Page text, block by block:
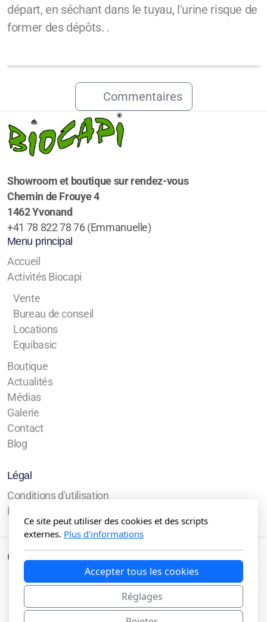
départ, en séchant dans le tuyau, l'urine risque de
former des dépôts. .
Commentaires
Showroom et boutique sur rendez-vous
Chemin de Frouye 4
1462 Yvonand
+41 78 822 78 76 (Emmanuelle)
Menu principal
Accueil
Activités Biocapi
Vente
Bureau de conseil
Locations
Equibasic
Boutique
Actualités
Médias
Galerie
Contact
Blog
Légal
Conditions d'utilisation
Politique de confidentialité
Copyright, tous droits réservés
Ce site peut utiliser des cookies et des scripts
externes. Plus d'informations
Accepter tous les cookies
Réglages